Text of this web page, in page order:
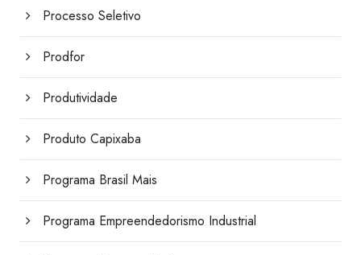
Processo Seletivo
Prodfor
Produtividade
Produto Capixaba
Programa Brasil Mais
Programa Empreendedorismo Industrial